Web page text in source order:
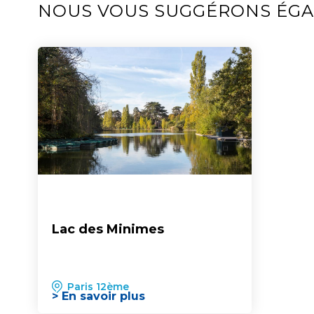
NOUS VOUS SUGGÉRONS
Lac des Minimes
Paris 12ème
> En savoir plus